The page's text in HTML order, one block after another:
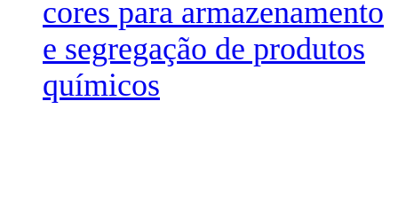
cores para armazenamento
e segregação de produtos
químicos